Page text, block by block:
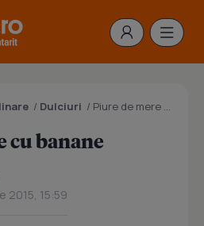
/ Dulciuri / Piure de mere cu banane
cu banane
2015, 15:59